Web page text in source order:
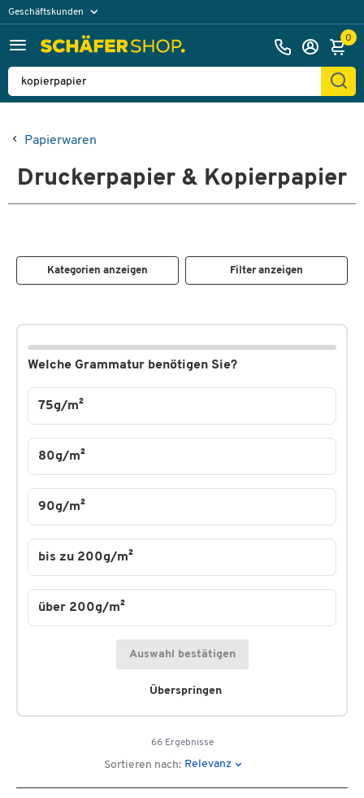
Geschäftskunden
0
Papierwaren
Druckerpapier & Kopierpapier
Kategorien anzeigen Filter anzeigen
Welche Grammatur benötigen Sie?
Überspringen
75g/m²
80g/m²
90g/m²
bis zu 200g/m²
über 200g/m²
Auswahl bestätigen
66 Ergebnisse
Sortieren nach: Relevanz